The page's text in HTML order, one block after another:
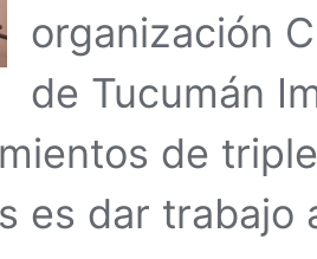
organización
de Tucumán
de
es dar trabajo